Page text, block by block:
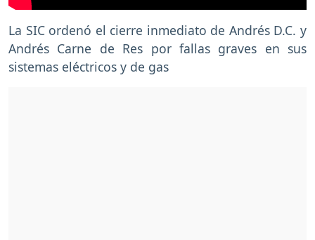
La SIC ordenó el cierre inmediato de Andrés D.C. y
Andrés Carne de Res por fallas graves en sus
sistemas eléctricos y de gas